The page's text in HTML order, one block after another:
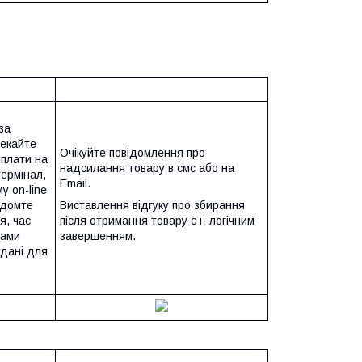
на
on-line
час
для
Очікуйте повідомлення про
надсилання товару в смс або на
Email.
Виставлення відгуку про збирання
після отримання товару є її логічним
завершенням.